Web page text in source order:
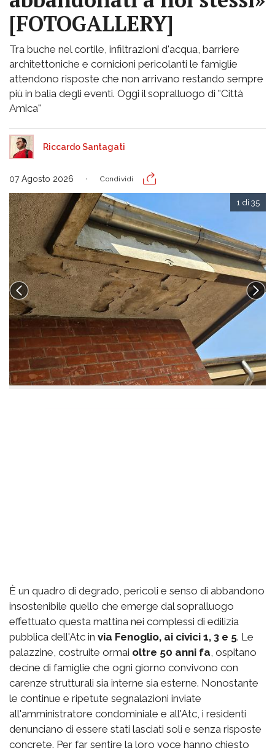
[FOTOGALLERY]
Tra buche nel cortile, infiltrazioni d'acqua, barriere
architettoniche e cornicioni pericolanti le famiglie
attendono risposte che non arrivano restando sempre
più in balia degli eventi. Oggi il sopralluogo di "Città
Amica"
Riccardo Santagati
07 Agosto 2026 Condividi
1 di 35
È un quadro di degrado, pericoli e senso di abbandono
insostenibile quello che emerge dal sopralluogo
effettuato questa mattina nei complessi di edilizia
pubblica dell'Atc in via Fenoglio, ai civici 1, 3 e 5. Le
palazzine, costruite ormai oltre 50 anni fa, ospitano
decine di famiglie che ogni giorno convivono con
carenze strutturali sia interne sia esterne. Nonostante
le continue e ripetute segnalazioni inviate
all'amministratore condominiale e all'Atc, i residenti
denunciano di essere stati lasciati soli e senza risposte
concrete. Per far sentire la loro voce hanno chiesto